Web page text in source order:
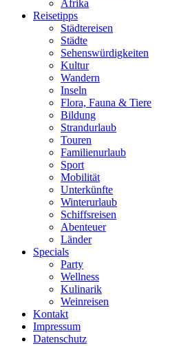
Afrika
Reisetipps
Städtereisen
Städte
Sehenswürdigkeiten
Kultur
Wandern
Inseln
Flora, Fauna & Tiere
Bildung
Strandurlaub
Touren
Familienurlaub
Sport
Mobilität
Unterkünfte
Winterurlaub
Schiffsreisen
Abenteuer
Länder
Specials
Party
Wellness
Kulinarik
Weinreisen
Kontakt
Impressum
Datenschutz